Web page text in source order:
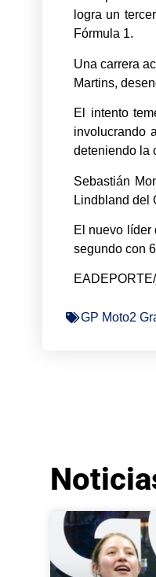
logra un
Fórmula 1.
Una carrera
Martins,
El intento
involucrando
deteniendo la
Sebastián
Lindbland del
El nuevo líder
segundo con
GP Moto2